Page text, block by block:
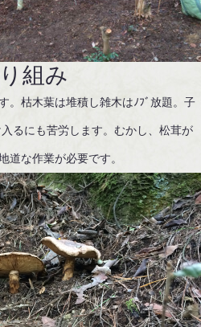
組み
。枯木葉は堆積し雑木はﾉﾌﾞ放題。子
るにも苦労します。むかし、松茸が
道な作業が必要です。